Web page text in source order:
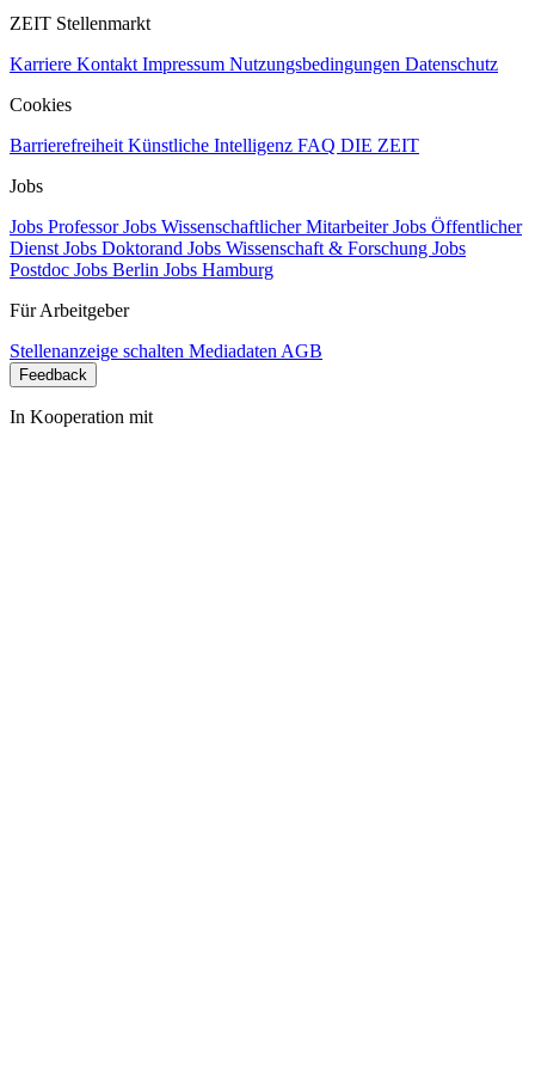
ZEIT Stellenmarkt
Karriere Kontakt Impressum Nutzungsbedingungen Datenschutz
Cookies
Barrierefreiheit Künstliche Intelligenz FAQ DIE ZEIT
Jobs
Jobs ProfessorJobs Wissenschaftlicher MitarbeiterJobs Öffentlicher
Dienst Jobs Doktorand Jobs Wissenschaft & Forschung Jobs
Postdoc Jobs Berlin Jobs Hamburg
Für Arbeitgeber
Stellenanzeige schalten Mediadaten AGB
Feedback
In Kooperation mit